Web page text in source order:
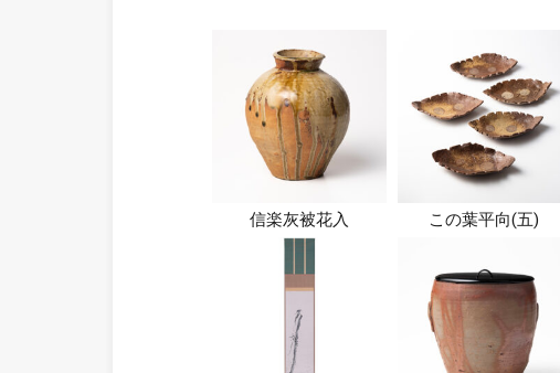
信楽灰被花入 この葉平向(五)